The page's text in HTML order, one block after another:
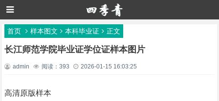
首页 样本图文 本科毕业证 正文
长江师范学院毕业证学位证样本图片
admin 阅读：393 2026-01-15 16:03:25
高清原版样本